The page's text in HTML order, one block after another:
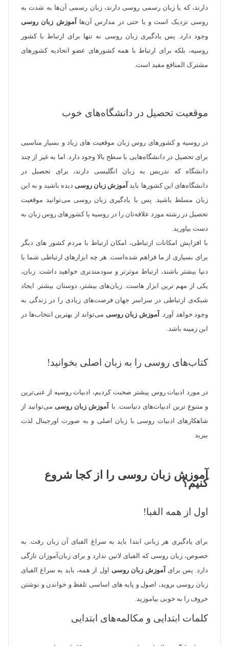
دارند، که یا زبان رسمی روسی دارند، زبان رسمی آن‌ها به شدت به
روسی نزدیک است و یا حتی در مدارس آن‌ها
آموزش زبان روسی
وجود دارد. پس یادگیری زبان روسی نه تنها برای ارتباط با کشور
روسیه، بلکه برای ارتباط با همه کشور‌های عضو اتحادیه کشور‌های
مشترک‌ المنافع مفید است.
موقعیت تحصیل در دانشگاه‌های خوب
در روسیه و کشور‌های روس زبان موقعیت ‌های زیاد و بسیار مناسبی
برای تحصیل در دانشگاه‌هایی با سطح بالا وجود دارد. اما به غیر از چند
دانشگاه که تدریس به زبان انگلیسی دارند، برای تحصیل در
دانشگاه‌های این کشور‌ها باید آموزش زبان روسی دیده باشید و به این
زبان مسلط باشید. پس با یادگیری زبان روسی می‌توانید موقعیت
تحصیل در رشته مورد علاقه‌تان را در روسیه یا کشور‌های روس زبان به
دست بیاورید.
با افزایش امکانات ارتباطی، امکان ارتباط با مردم کشور های دیگر
برای بسیاری از ما فراهم شده‌است. هر چه ابزار‌های ارتباطی شما با
دنیا بیشتر باشند، ارتباط موثر‌تر و سودمندتری خواهید داشت. زبان،
یکی از مهم ترین ابزار هاست. زبان‌های بیشتر، دوستان بیشتر. ایجاد
شبکه‌ی ارتباطی در سراسر جهان فرصت‌های ‌زیادی را در زندگی به
وجود خواهد آورد. آموزش زبان روسی می‌تواند از بهترین انتخاب‌ها در
این زمینه باشد.
کتاب‌های روسی را به زبان اصلی بخوانید!
در مورد ادبیات روس پیشتر صحبت کردیم، ادبیات روسیه از غنی‌ترین
و متنوع ترین ادبیات‌های دنیاست. با
آموزش زبان روسی می‌توانید از
شاهکار‌های ادبیات روسی با زبان اصلی و به صورت اورجینال لذت
ببرید
آموزش زبان روسی را از کجا شروع
کنیم؟
اول از همه الفبا!
برای یادگیری هر زبانی ابتدا باید به سراغ الفبای آن زبان رفت. به
خصوص، زبان روسی که الفبای لاتین ندارد و برای زبان‌آموزان تازگی
دارد. پس برای آموزش زبان روسی
اول از همه، باید به سراغ الفبای
زبان روسی بروید، اصول و پایه های اساسی تلفظ و خواندن و نوشتن
حروف را به خوبی بیاموزید.
کلمات ابتدایی و مکالمه‌های ابتدایی